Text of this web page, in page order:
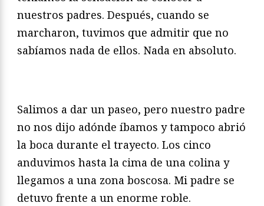
nuestros padres. Después, cuando se
marcharon, tuvimos que admitir que no
sabíamos nada de ellos. Nada en absoluto.
Salimos a dar un paseo, pero nuestro padre
no nos dijo adónde íbamos y tampoco abrió
la boca durante el trayecto. Los cinco
anduvimos hasta la cima de una colina y
llegamos a una zona boscosa. Mi padre se
detuvo frente a un enorme roble.